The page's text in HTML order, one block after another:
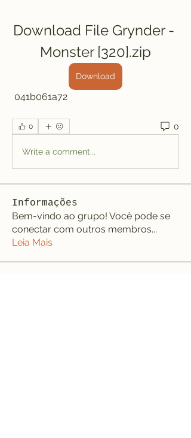
Download File Grynder -
Monster [320].zip
Download
041b061a72
0 0
Write a comment...
Informações
Bem-vindo ao grupo! Você pode se
conectar com outros membros...
Leia Mais